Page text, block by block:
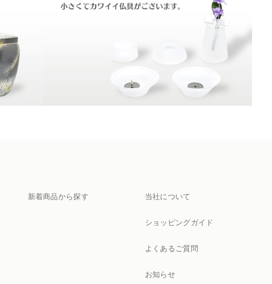
新着商品から探す 当社について
ショッピングガイド
よくあるご質問
お知らせ